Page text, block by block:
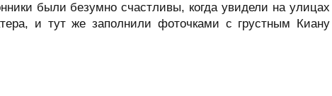
были безумно счастливы, когда увидели на улицах
и тут же заполнили фоточками с грустным Киану